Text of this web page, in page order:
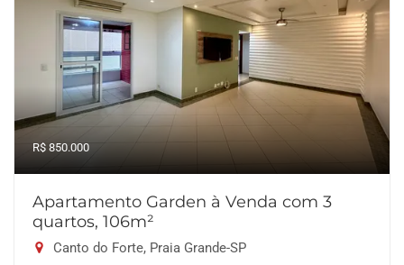
R$ 850.000
Apartamento Garden à Venda com 3
quartos, 106m²
Canto do Forte, Praia Grande-SP